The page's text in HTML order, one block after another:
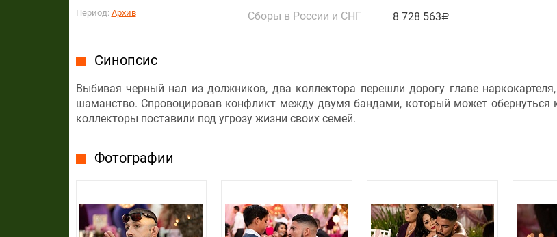
Период: Архив Сборы в России и СНГ 8 728 563руб.
Синопсис
Выбивая черный нал из должников, два коллектора перешли дорогу главе
шаманство. Спровоцировав конфликт между двумя бандами, который может обернуться
коллекторы поставили под угрозу жизни своих семей.
Фотографии